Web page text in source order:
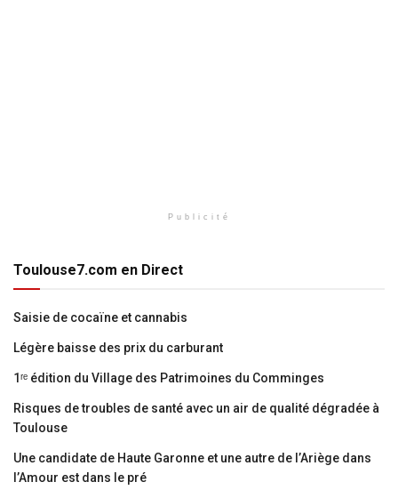
Publicité
Toulouse7.com en Direct
Saisie de cocaïne et cannabis
Légère baisse des prix du carburant
1ʳᵉ édition du Village des Patrimoines du Comminges
Risques de troubles de santé avec un air de qualité dégradée à
Toulouse
Une candidate de Haute Garonne et une autre de l’Ariège dans
l’Amour est dans le pré